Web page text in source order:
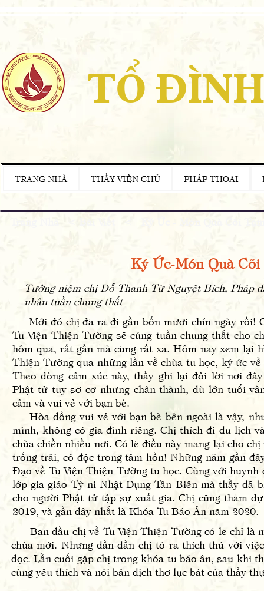
TỔ
TRANG NHÀ THẦY VIỆN CHỦ PHÁP THOẠI
​Ký Ức-Món Quà Cõi
Tưởng niệm chị Đỗ Thanh Từ Nguyệt Bích, Pháp
nhân tuần chung thất
Mới đó chị đã ra đi gần bốn mươi chín ngày rồi!
Tu Viện Thiện Tường sẽ cúng tuần chung thất cho
hôm qua, rất gần mà cũng rất xa. Hôm nay xem lại
Thiện Tường qua những lần về chùa tu học, ký ức
Theo dòng cảm xúc này, thầy ghi lại đôi lời nơi
Phật tử tuy sơ cơ nhưng chân thành, dù lớn tuổi
cảm và vui vẻ với bạn bè.
Hòa đồng vui vẻ với bạn bè bên ngoài là vậy,
mình, không có gia đình riêng. Chị thích đi du lịch
chùa chiền nhiều nơi. Có lẽ điều này mang lại cho
trống trải, cô độc trong tâm hồn! Những năm gần
Đạo về Tu Viện Thiện Tường tu học. Cùng với huynh
lớp gia giáo Tỳ-ni Nhật Dụng Tân Biên mà thầy đã
cho người Phật tử tập sự xuất gia. Chị cũng tham
2019, và gần đây nhất là Khóa Tu Báo Ân năm 2020.
Ban đầu chị về Tu Viện Thiện Tường có lẽ chỉ là
chùa mới. Nhưng dần dần chị tỏ ra thích thú với
đọc. Lần cuối gặp chị trong khóa tu báo ân, sau khi
cùng yêu thích và nói bản dịch thơ lục bát của thầy